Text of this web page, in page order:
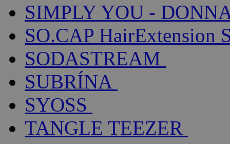
SIMPLY YOU -
SO.CAP HairExtension
SODASTREAM
SUBRÍNA
SYOSS
TANGLE TEEZER